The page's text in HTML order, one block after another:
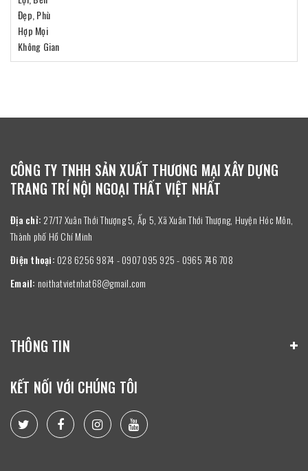
CÔNG TY TNHH SẢN XUẤT THƯƠNG MẠI XÂY DỰNG
TRANG TRÍ NỘI NGOẠI THẤT VIỆT NHẤT
Địa chỉ: 27/17 Xuân Thới Thượng 5, Ấp 5, Xã Xuân Thới Thượng, Huyện Hóc Môn,
Thành phố Hồ Chí Minh
Điện thoại: 028 6256 9874 - 0907 095 925 - 0965 746 708
Email: noithatvietnhat68@gmail.com
THÔNG TIN
KẾT NỐI VỚI CHÚNG TÔI